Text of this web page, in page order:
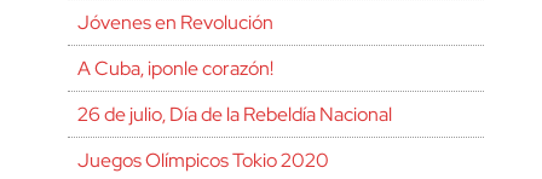
Jóvenes en Revolución
A Cuba, ¡ponle corazón!
26 de julio, Día de la Rebeldía Nacional
Juegos Olímpicos Tokio 2020